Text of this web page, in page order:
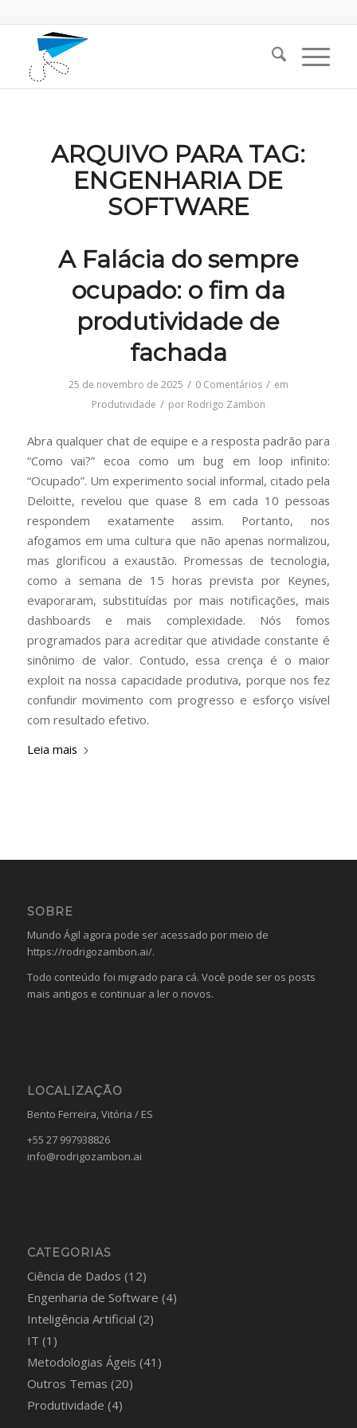
ARQUIVO PARA TAG:
ENGENHARIA DE
SOFTWARE
A Falácia do sempre
ocupado: o fim da
produtividade de
fachada
25 de novembro de 2025 / 0 Comentários / em
Produtividade / por Rodrigo Zambon
Abra qualquer chat de equipe e a resposta padrão para
“Como vai?” ecoa como um bug em loop infinito:
“Ocupado”. Um experimento social informal, citado pela
Deloitte, revelou que quase 8 em cada 10 pessoas
respondem exatamente assim. Portanto, nos
afogamos em uma cultura que não apenas normalizou,
mas glorificou a exaustão. Promessas de tecnologia,
como a semana de 15 horas prevista por Keynes,
evaporaram, substituídas por mais notificações, mais
dashboards e mais complexidade. Nós fomos
programados para acreditar que atividade constante é
sinônimo de valor. Contudo, essa crença é o maior
exploit na nossa capacidade produtiva, porque nos fez
confundir movimento com progresso e esforço visível
com resultado efetivo.
Leia mais
SOBRE
Mundo Ágil agora pode ser acessado por meio de
https://rodrigozambon.ai/.
Todo conteúdo foi migrado para cá. Você pode ser os posts
mais antigos e continuar a ler o novos.
LOCALIZAÇÃO
Bento Ferreira, Vitória / ES
+55 27 997938826
info@rodrigozambon.ai
CATEGORIAS
Ciência de Dados (12)
Engenharia de Software (4)
Inteligência Artificial (2)
IT (1)
Metodologias Ágeis (41)
Outros Temas (20)
Produtividade (4)